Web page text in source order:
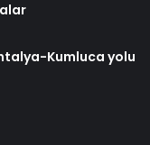
Kumluca yolu